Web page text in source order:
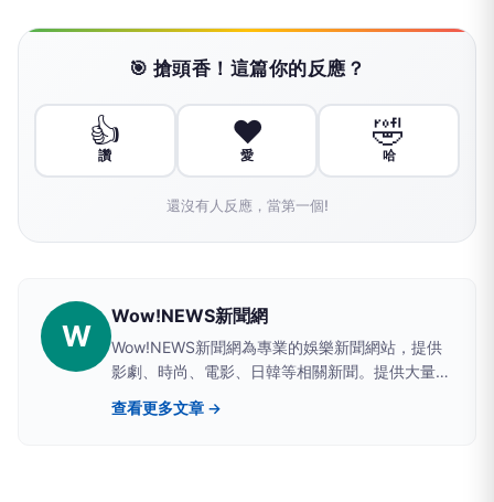
🎯 搶頭香！這篇你的反應？
👍
讚
❤️
愛
🤣
哈
還沒有人反應，當第一個!
W
Wow!NEWS新聞網
Wow!NEWS新聞網為專業的娛樂新聞網站，提供
影劇、時尚、電影、日韓等相關新聞。提供大量優
質圖片供讀者閱覽。快到FB的粉絲專頁按個讚吧!!
查看更多文章 →